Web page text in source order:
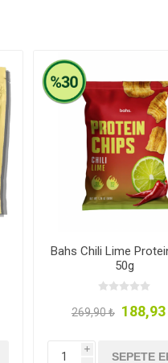
Bahs Chili Lime
50g
269,90 ₺ 188,93
i
SEPETE